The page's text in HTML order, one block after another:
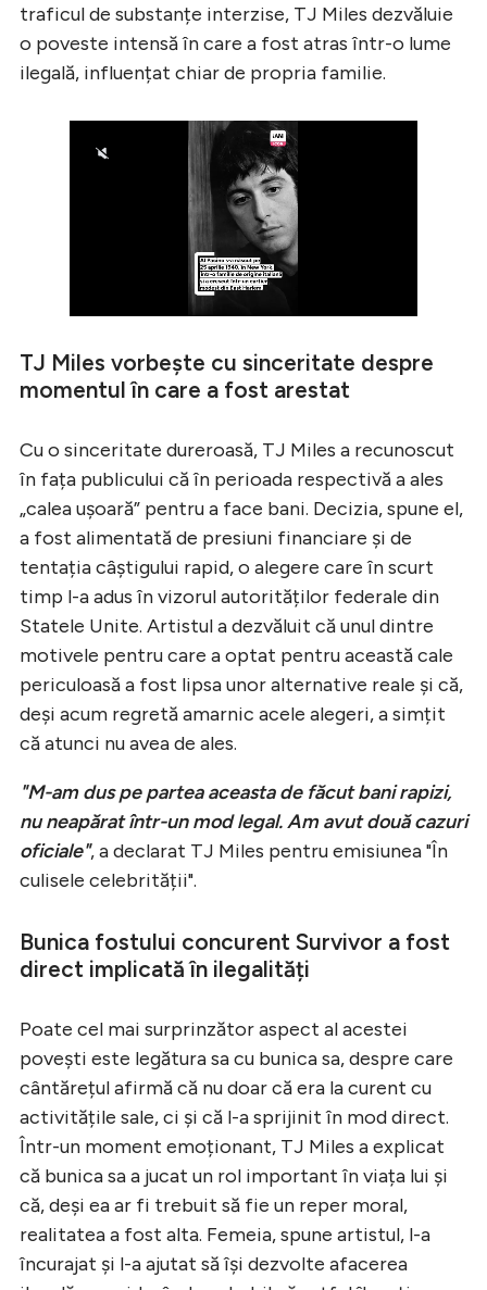
traficul de substanțe interzise, TJ Miles dezvăluie
o poveste intensă în care a fost atras într-o lume
ilegală, influențat chiar de propria familie.
TJ Miles vorbește cu sinceritate despre
momentul în care a fost arestat
Cu o sinceritate dureroasă, TJ Miles a recunoscut
în fața publicului că în perioada respectivă a ales
„calea ușoară” pentru a face bani. Decizia, spune el,
a fost alimentată de presiuni financiare și de
tentația câștigului rapid, o alegere care în scurt
timp l-a adus în vizorul autorităților federale din
Statele Unite. Artistul a dezvăluit că unul dintre
motivele pentru care a optat pentru această cale
periculoasă a fost lipsa unor alternative reale și că,
deși acum regretă amarnic acele alegeri, a simțit
că atunci nu avea de ales.
"M-am dus pe partea aceasta de făcut bani rapizi,
nu neapărat într-un mod legal. Am avut două cazuri
oficiale", a declarat TJ Miles pentru emisiunea "În
culisele celebrității".
Bunica fostului concurent Survivor a fost
direct implicată în ilegalități
Poate cel mai surprinzător aspect al acestei
povești este legătura sa cu bunica sa, despre care
cântărețul afirmă că nu doar că era la curent cu
activitățile sale, ci și că l-a sprijinit în mod direct.
Într-un moment emoționant, TJ Miles a explicat
că bunica sa a jucat un rol important în viața lui și
că, deși ea ar fi trebuit să fie un reper moral,
realitatea a fost alta. Femeia, spune artistul, l-a
încurajat și l-a ajutat să își dezvolte afacerea